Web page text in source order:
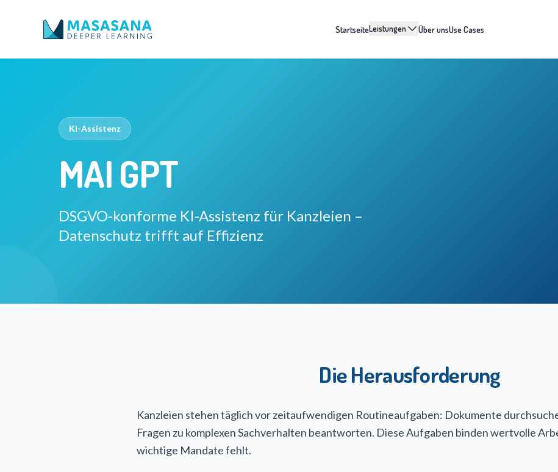
Masasana
StartseiteLeistungen Über unsUse Cases
KI-Assistenz
MAI GPT
DSGVO-konforme KI-Assistenz für Kanzleien –
Datenschutz trifft auf Effizienz
Die Herausforderung
Kanzleien stehen täglich vor zeitaufwendigen Routineaufgaben: Dokumente
Fragen zu komplexen Sachverhalten beantworten. Diese Aufgaben binden wertvolle
wichtige Mandate fehlt.